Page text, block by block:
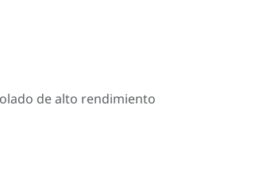
de alto rendimiento